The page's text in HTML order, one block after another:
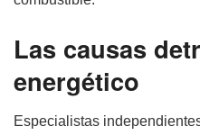
Las causas
energético
Especialistas